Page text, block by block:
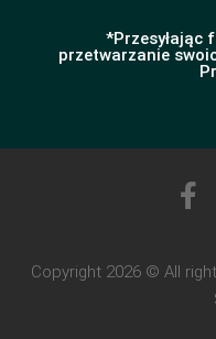
*Przesyłając
przetwarzanie
Copyright 2026 © All